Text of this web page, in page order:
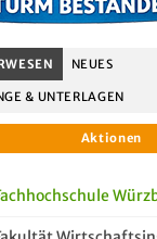
NEUES
& UNTERLAGEN